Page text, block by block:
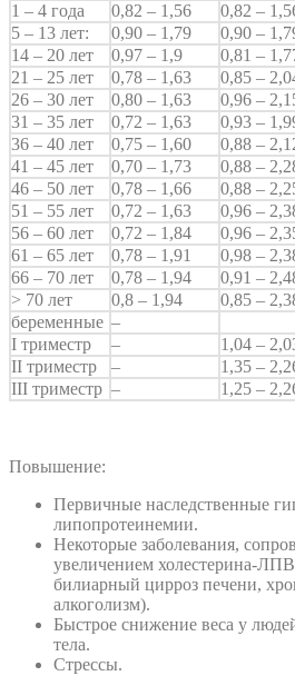
1 – 4 года
0,82 – 1,56
0,82 –
5 – 13 лет:
0,90 – 1,79
0,90 –
14 – 20 лет
0,97 – 1,9
0,81 –
21 – 25 лет
0,78 – 1,63
0,85 –
26 – 30 лет
0,80 – 1,63
0,96 –
31 – 35 лет
0,72 – 1,63
0,93 –
36 – 40 лет
0,75 – 1,60
0,88 –
41 – 45 лет
0,70 – 1,73
0,88 –
46 – 50 лет
0,78 – 1,66
0,88 –
51 – 55 лет
0,72 – 1,63
0,96 –
56 – 60 лет
0,72 – 1,84
0,96 –
61 – 65 лет
0,78 – 1,91
0,98 –
66 – 70 лет
0,78 – 1,94
0,91 –
> 70 лет
0,8 – 1,94
0,85 –
беременные –
I триместр
–
1,04 –
II триместр
–
1,35 –
III триместр – 1,25 –
Повышение:
Первичные наследственные
липопротеинемии.
Некоторые заболевания,
увеличением холестерина-
билиарный цирроз печени,
алкоголизм).
Быстрое снижение веса у
тела.
Стрессы.